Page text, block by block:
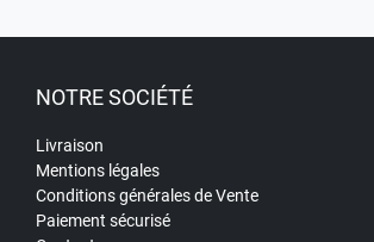
NOTRE SOCIÉTÉ
Livraison
Mentions légales
Conditions générales de Vente
Paiement sécurisé